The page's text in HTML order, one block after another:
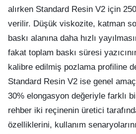
alırken Standard Resin V2 için
verilir. Düşük viskozite, katman
baskı alanına daha hızlı
fakat toplam baskı süresi
kalibre edilmiş pozlama profiline
Standard Resin V2 ise genel
30% elongasyon değeriyle farklı
rehber iki reçinenin üretici
özelliklerini, kullanım